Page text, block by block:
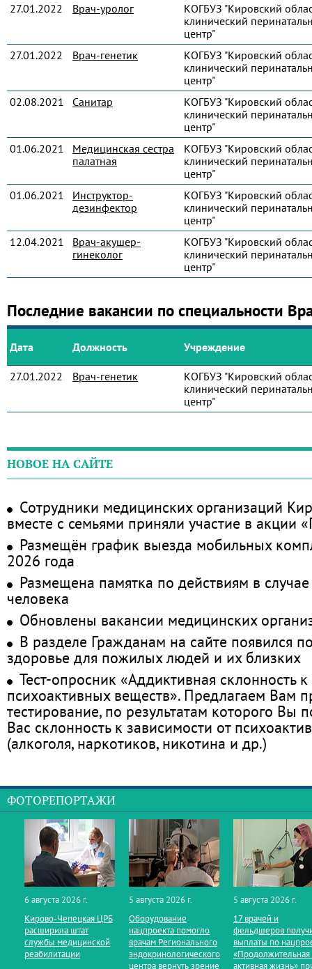
27.01.2022 Врач-уролог
КОГБУЗ "Кировский
клинический
центр"
27.01.2022
Врач-генетик
КОГБУЗ "Кировский
клинический
центр"
02.08.2021
Санитар
КОГБУЗ "Кировский
клинический
центр"
01.06.2021
Медицинская сестра
палатная
КОГБУЗ "Кировский
клинический
центр"
01.06.2021
Инструктор-
дезинфектор
КОГБУЗ "Кировский
клинический
центр"
12.04.2021
Врач-акушер-
гинеколог
КОГБУЗ "Кировский
клинический
центр"
Последние вакансии по специальности
Дата Должность Учреждение
27.01.2022 Врач-генетик
КОГБУЗ "Кировский
клинический
центр"
НОВОЕ НА САЙТЕ
Сотрудники медицинских организаций
вместе с семьями приняли участие в акции
Размещён график выезда мобильных
2026 года
Размещена памятка по действиям в
человека
Обновлены вакансии медицинских
В разделе Гражданам на сайте появился
здоровье для пожилых людей и их близких
Тест-опросник «Аддиктивная склонность
психоактивных веществ». Предлагаем Вам
тестирование, по результатам которого Вы
Вас склонность к зависимости от
(алкоголя, наркотиков, никотина и др.)
ФОТОРЕПОРТАЖИ
6 августа 2026 г.
Кирово‑Чепецкая ЦРБ
расширила штат
службы медицинской
реабилитации
5 августа 2026 г.
Оборудование
нацпроекта помогло
врачам Регионального
эндокринологического
центра вернуть зрение
5 августа 2026 г.
17 врачей и
фельдшеров
выплаты по
«Продолжительная
активная жизнь»